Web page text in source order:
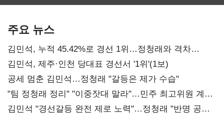
주요 뉴스
김민석, 누적 45.42%로 경선 1위…정청래와 격차
0.86%p(2보)
김민석, 제주·인천 당대표 경선서 '1위'(1보)
공세 멈춘 김민석…정청래 "갈등은 제가 수습"
"팀 정청래 정리" "이중잣대 말라"…민주 최고위원 계파
다툼 격화
김민석 "경선갈등 완전 제로 노력"…정청래 "반명 공세